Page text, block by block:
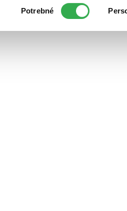
súhlasu
Potrebné